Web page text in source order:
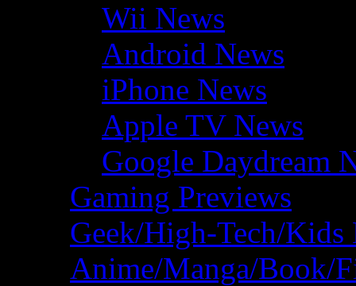
Wii News
Android News
iPhone News
Apple TV News
Google Daydream
Gaming Previews
Geek/High-Tech/Kids
Anime/Manga/Book/